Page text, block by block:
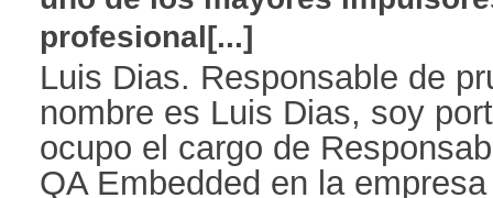
profesional[...]
Luis Dias. Responsable de
nombre es Luis Dias, soy
ocupo el cargo de
QA Embedded en la